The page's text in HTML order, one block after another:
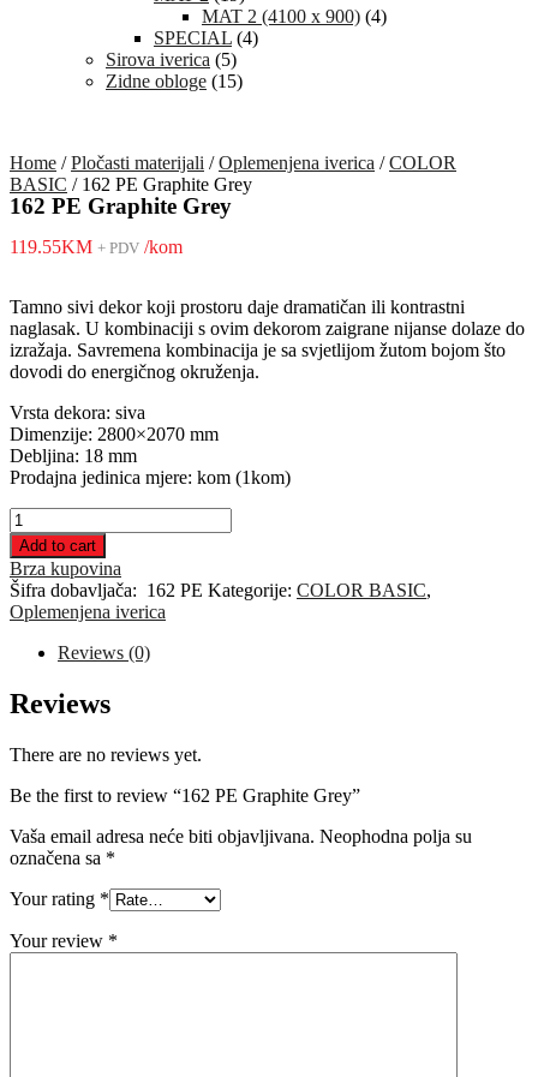
MAT 2 (4100 x 900) (4)
SPECIAL (4)
Sirova iverica (5)
Zidne obloge (15)
Home /Pločasti materijali /Oplemenjena iverica /COLOR
BASIC / 162 PE Graphite Grey
162 PE Graphite Grey
119.55KM + PDV /kom
Tamno sivi dekor koji prostoru daje dramatičan ili kontrastni
naglasak. U kombinaciji s ovim dekorom zaigrane nijanse dolaze do
izražaja. Savremena kombinacija je sa svjetlijom žutom bojom što
dovodi do energičnog okruženja.
Vrsta dekora: siva
Dimenzije: 2800×2070 mm
Debljina: 18 mm
Prodajna jedinica mjere: kom (1kom)
162
PE
Graphite
Grey
quantity
Add to cart
Brza kupovina
Šifra dobavljača: 162 PE Kategorije: COLOR BASIC,
Oplemenjena iverica
Reviews (0)
Reviews
There are no reviews yet.
Be the first to review “162 PE Graphite Grey”
Vaša email adresa neće biti objavljivana. Neophodna polja su
označena sa *
Your rating *
Your review *